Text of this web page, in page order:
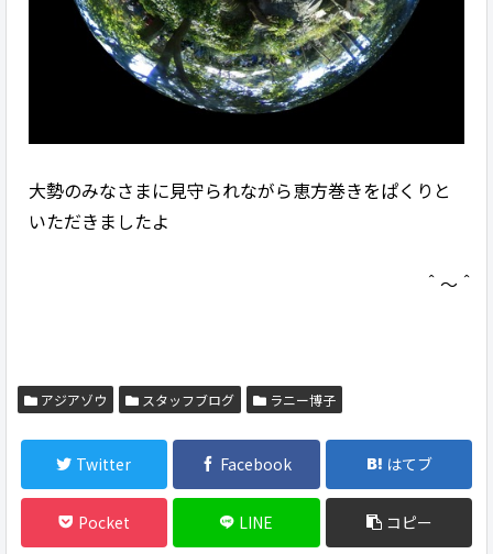
大勢のみなさまに見守られながら恵方巻きをぱくりと
いただきましたよ
＾〜＾
アジアゾウ スタッフブログ ラニー博子
Twitter Facebook はてブ
Pocket LINE コピー